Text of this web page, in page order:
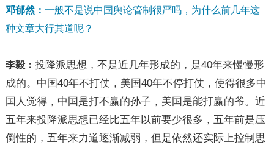
邓郁然： 一般不是说中国舆论管制很严吗，为什么前几年这
种文章大行其道呢？
李毅： 投降派思想，不是近几年形成的，是40年来慢慢形
成的。中国40年不打仗，美国40年不停打仗，使得很多中
国人觉得，中国是打不赢的孙子，美国是能打赢的爷。近
五年来投降派思想已经比五年以前要少很多，五年前是压
倒性的，五年来力道逐渐减弱，但是依然还实际上控制思